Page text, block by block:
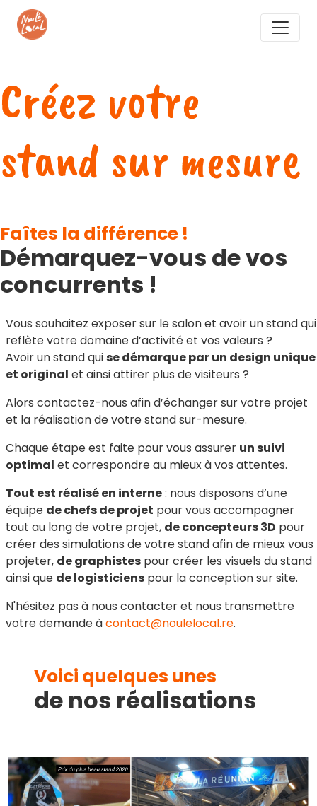
Créez votre
stand sur mesure
Faîtes la différence !
Démarquez-vous de vos
concurrents !
Vous souhaitez exposer sur le salon et avoir un stand qui
reflète votre domaine d’activité et vos valeurs ?
Avoir un stand quise démarque par un design unique
et original et ainsi attirer plus de visiteurs ?
Alors contactez-nous afin d’échanger sur votre projet
et la réalisation de votre stand sur-mesure.
Chaque étape est faite pour vous assurer un suivi
optimal et correspondre au mieux à vos attentes.
Tout est réalisé en interne: nous disposons d’une
équipe de chefs de projet pour vous accompagner
tout au long de votre projet, de concepteurs 3D pour
créer des simulations de votre stand afin de mieux vous
projeter, de graphistes pour créer les visuels du stand
ainsi que de logisticiens pour la conception sur site.
N'hésitez pas à nous contacter et nous transmettre
votre demande àcontact@noulelocal.re.
Voici quelques unes
de nos réalisations